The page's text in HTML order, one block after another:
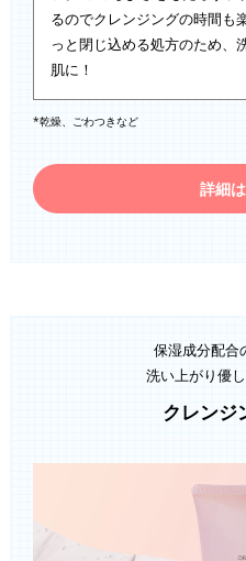
るのでクレンジングの時間も
っと閉じ込める処方のため、
肌に！
*乾燥、ごわつきなど
詳細
保湿成分配合
洗い上がり優
クレンジ